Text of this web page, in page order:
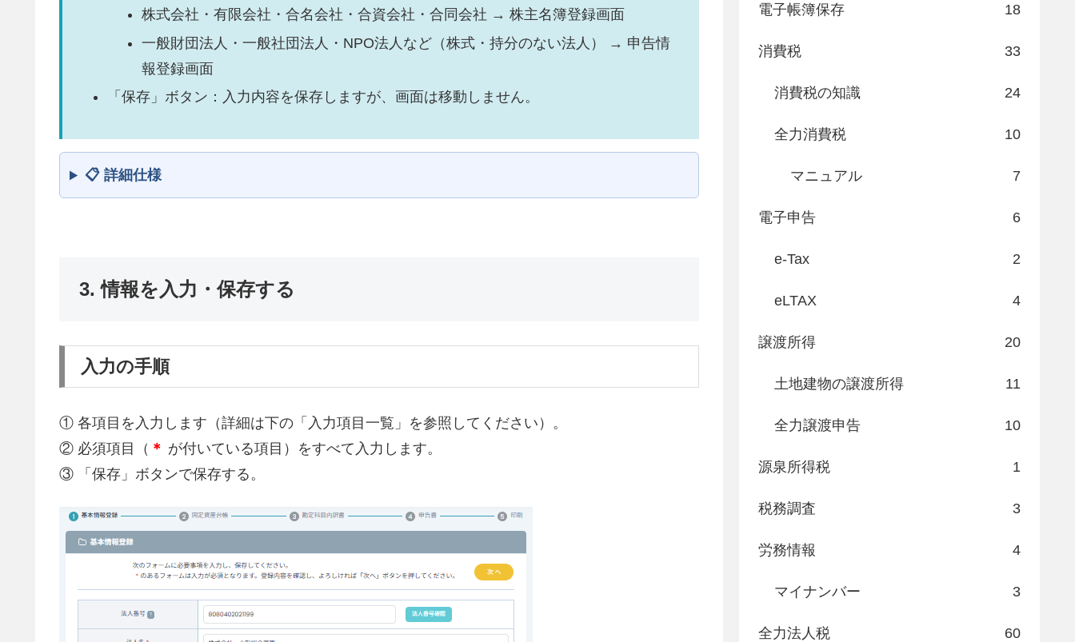
株式会社・有限会社・合名会社・合資会社・合同会社 → 株主名簿登録画面
一般財団法人・一般社団法人・NPO法人など（株式・持分のない法人） → 申告情
報登録画面
「保存」ボタン：入力内容を保存しますが、画面は移動しません。
📋 詳細仕様
3. 情報を入力・保存する
入力の手順
① 各項目を入力します（詳細は下の「入力項目一覧」を参照してください）。
② 必須項目（ ＊ が付いている項目）をすべて入力します。
③ 「保存」ボタンで保存する。
電子帳簿保存 18
消費税 33
消費税の知識 24
全力消費税 10
マニュアル 7
電子申告 6
e-Tax 2
eLTAX 4
譲渡所得 20
土地建物の譲渡所得 11
全力譲渡申告 10
源泉所得税 1
税務調査 3
労務情報 4
マイナンバー 3
全力法人税 60